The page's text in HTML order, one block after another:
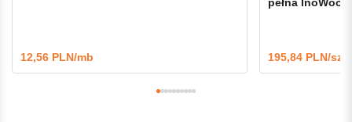
12,56 PLN/mb 195,84 PLN/szt.